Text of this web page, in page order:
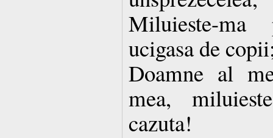
Miluieste-
ucigasa de
Doamne al
mea,
cazuta!